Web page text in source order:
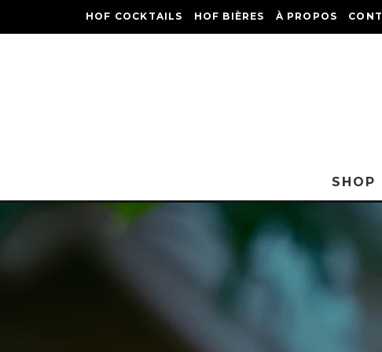
HOF COCKTAILS HOF BIÈRES À PROPOS
SHOP